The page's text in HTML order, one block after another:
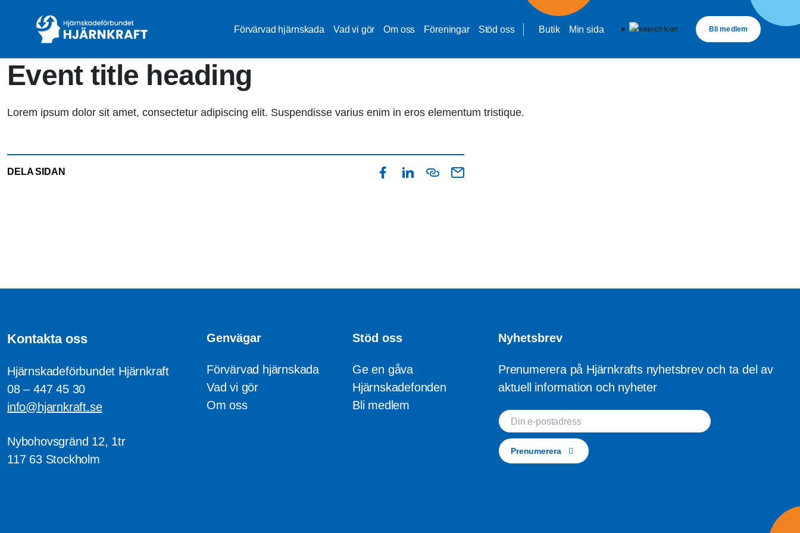
Förvärvad hjärnskada Vad vi gör Om oss Föreningar Stöd oss Butik Min sida Bli medlem
Event title heading
Lorem ipsum dolor sit amet, consectetur adipiscing elit. Suspendisse varius enim in eros elementum tristique.
DELA SIDAN
Kontakta oss
Hjärnskadeförbundet Hjärnkraft
08 – 447 45 30
info@hjarnkraft.se
Nybohovsgränd 12, 1tr
117 63 Stockholm
Genvägar
Förvärvad hjärnskada
Vad vi gör
Om oss
Stöd oss
Ge en gåva
Hjärnskadefonden
Bli medlem
Nyhetsbrev
Prenumerera på Hjärnkrafts nyhetsbrev och ta del av
aktuell information och nyheter
Din e-postadress
Prenumerera